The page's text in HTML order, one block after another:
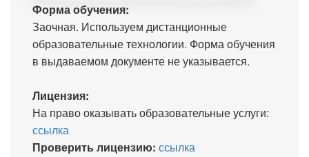
Форма обучения:
Заочная. Используем дистанционные
образовательные технологии. Форма обучения
в выдаваемом документе не указывается.
Лицензия:
На право оказывать образовательные услуги:
ссылка
Проверить лицензию: ссылка